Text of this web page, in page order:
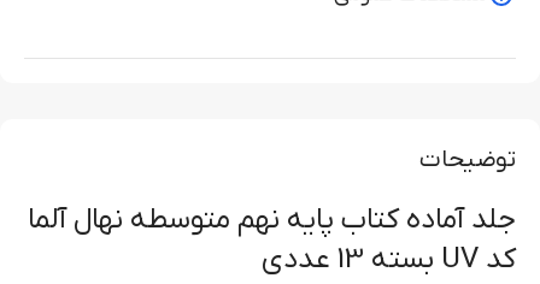
توضیحات
جلد آماده کتاب پایه نهم متوسطه نهال آلما
کد UV بسته 13 عددی